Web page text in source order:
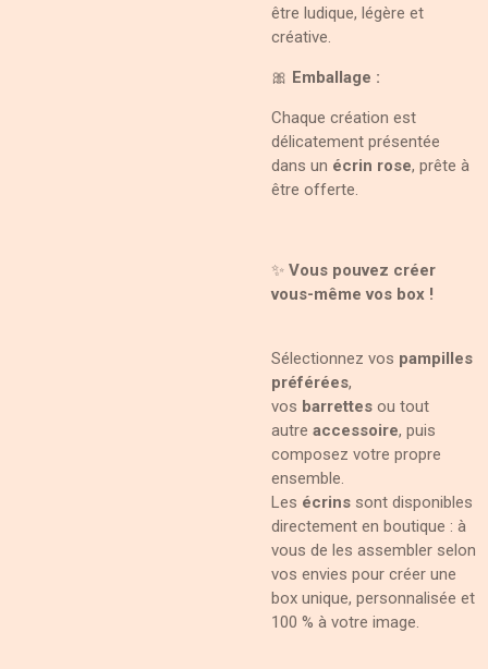
être ludique, légère et
créative.
🎀 Emballage :
Chaque création est
délicatement présentée
dans un écrin rose, prête à
être offerte.
✨ Vous pouvez créer
vous-même vos box !
Sélectionnez vos pampilles
préférées,
vos barrettes ou tout
autre accessoire, puis
composez votre propre
ensemble.
Les écrins sont disponibles
directement en boutique : à
vous de les assembler selon
vos envies pour créer une
box unique, personnalisée et
100 % à votre image.